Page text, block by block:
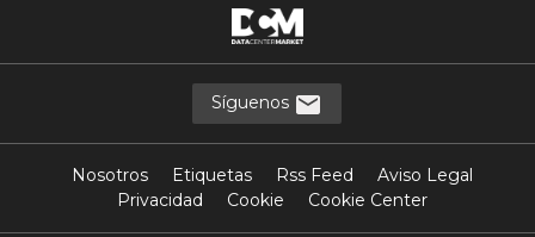
Síguenos
Nosotros Etiquetas Rss Feed
Aviso Legal
Privacidad
Cookie Cookie Center